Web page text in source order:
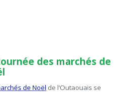
des marchés de
de Noël de l’Outaouais se